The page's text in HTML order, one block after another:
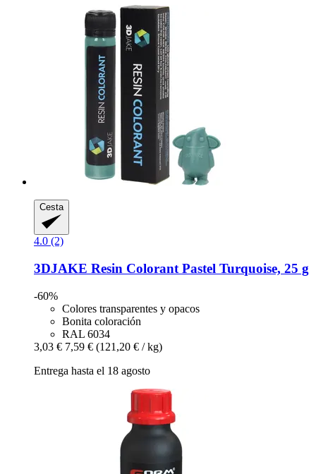
Cesta
4.0 (2)
3DJAKE Resin Colorant Pastel Turquoise, 25 g
-60%
Colores transparentes y opacos
Bonita coloración
RAL 6034
3,03 € 7,59 € (121,20 € / kg)
Entrega hasta el 18 agosto